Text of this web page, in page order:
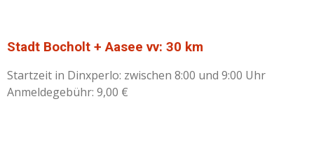
Stadt Bocholt + Aasee vv: 30 km
Startzeit in Dinxperlo: zwischen 8:00 und 9:00 Uhr
Anmeldegebühr: 9,00 €